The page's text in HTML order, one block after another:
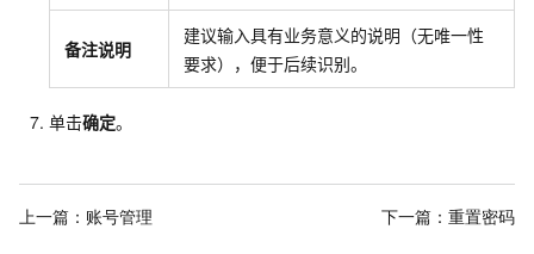
备注说明
建议输入具有业务意义的说明（无唯一性
要求），便于后续识别。
单击确定。
上一篇： 账号管理 下一篇： 重置密码